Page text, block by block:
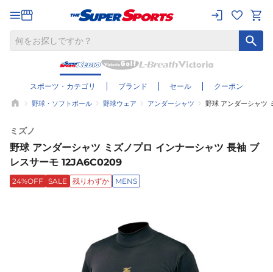
スポーツ・カテゴリ ブランド セール クーポン
野球・ソフトボール 野球ウェア アンダーシャツ 野球 アンダーシャツ
ミズノ
野球 アンダーシャツ ミズノプロ インナーシャツ 長袖 ブ
レスサーモ 12JA6C0209
24%OFF SALE 残りわずか MENS